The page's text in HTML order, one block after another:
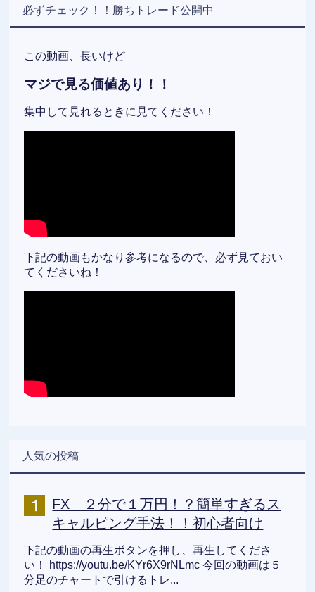
必ずチェック！！勝ちトレード公開中
この動画、長いけど
マジで見る価値あり！！
集中して見れるときに見てください！
下記の動画もかなり参考になるので、必ず見ておい
てくださいね！
人気の投稿
FX ２分で１万円！？簡単すぎるス
キャルピング手法！！初心者向け
下記の動画の再生ボタンを押し、再生してくださ
い！ https://youtu.be/KYr6X9rNLmc 今回の動画は５
分足のチャートで引けるトレ...